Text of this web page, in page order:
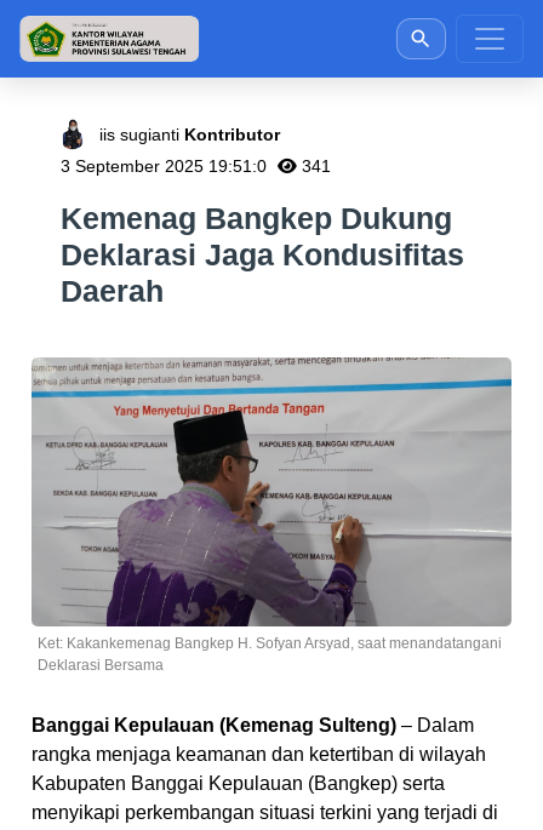
iis sugianti Kontributor
3 September 2025 19:51:0
341
Kemenag Bangkep Dukung
Deklarasi Jaga Kondusifitas
Daerah
Ket: Kakankemenag Bangkep H. Sofyan Arsyad, saat menandatangani
Deklarasi Bersama
Banggai Kepulauan (Kemenag Sulteng) – Dalam
rangka menjaga keamanan dan ketertiban di wilayah
Kabupaten Banggai Kepulauan (Bangkep) serta
menyikapi perkembangan situasi terkini yang terjadi di